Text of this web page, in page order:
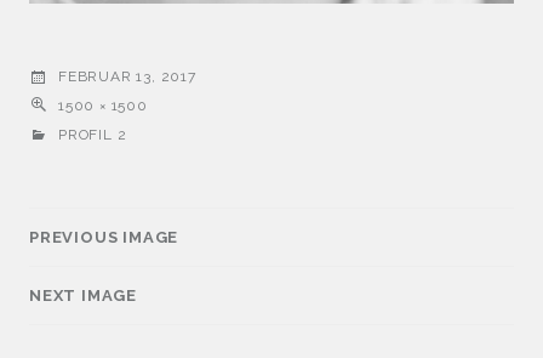
FEBRUAR 13, 2017
1500 × 1500
PROFIL 2
PREVIOUS IMAGE
NEXT IMAGE